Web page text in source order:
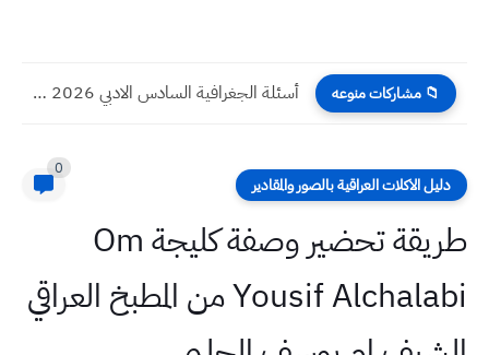
📁 مشاركات منوعه قصة بلبل صوته أبكى الجبل الكاتبة : المدرسة سوسن لطيف...
دليل الاكلات العراقية بالصور والمقادير
0
طريقة تحضير وصفة كليجة Om
Yousif Alchalabi من المطبخ العراقي